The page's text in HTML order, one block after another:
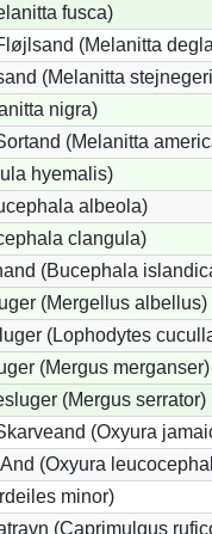
fusca)
(Melanitta
(Melanitta
nigra)
(Melanitta
hyemalis)
albeola)
clangula)
(Bucephala
(Mergellus albellus)
(Lophodytes
(Mergus merganser)
(Mergus serrator)
(Oxyura
(Oxyura
minor)
(Caprimulgus